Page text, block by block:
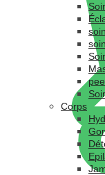
Corps